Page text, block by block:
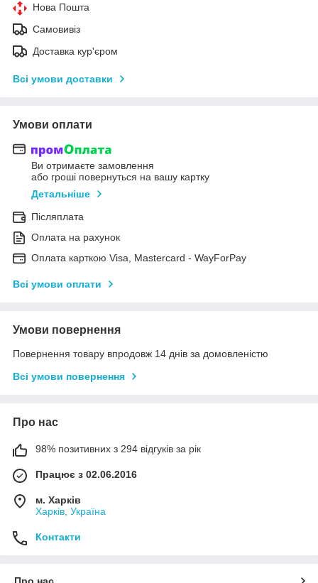
Нова Пошта
Самовивіз
Доставка кур'єром
Всі умови доставки
Умови оплати
Ви отримаєте замовлення
або гроші повернуться на вашу картку
Детальніше
Післяплата
Оплата на рахунок
Оплата карткою Visa, Mastercard - WayForPay
Всі умови оплати
Умови повернення
Повернення товару впродовж 14 днів за домовленістю
Всі умови повернення
Про нас
98% позитивних з 294 відгуків за рік
Працює з 02.06.2016
м. Харків
Харків, Україна
Контакти